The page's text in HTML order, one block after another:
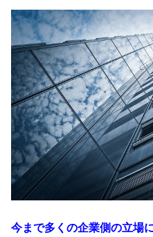
今まで多くの企業側の立場